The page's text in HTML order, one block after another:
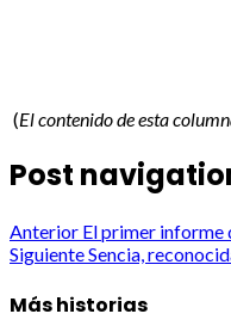
(El contenido de esta
Post
Anterior El primer informe
SiguienteSencia,
Más historias